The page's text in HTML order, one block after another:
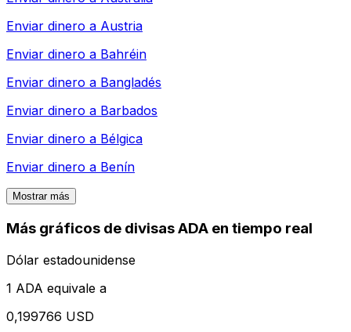
Enviar dinero a Austria
Enviar dinero a Bahréin
Enviar dinero a Bangladés
Enviar dinero a Barbados
Enviar dinero a Bélgica
Enviar dinero a Benín
Mostrar más
Más gráficos de divisas ADA en tiempo real
Dólar estadounidense
1 ADA equivale a
0,199766 USD